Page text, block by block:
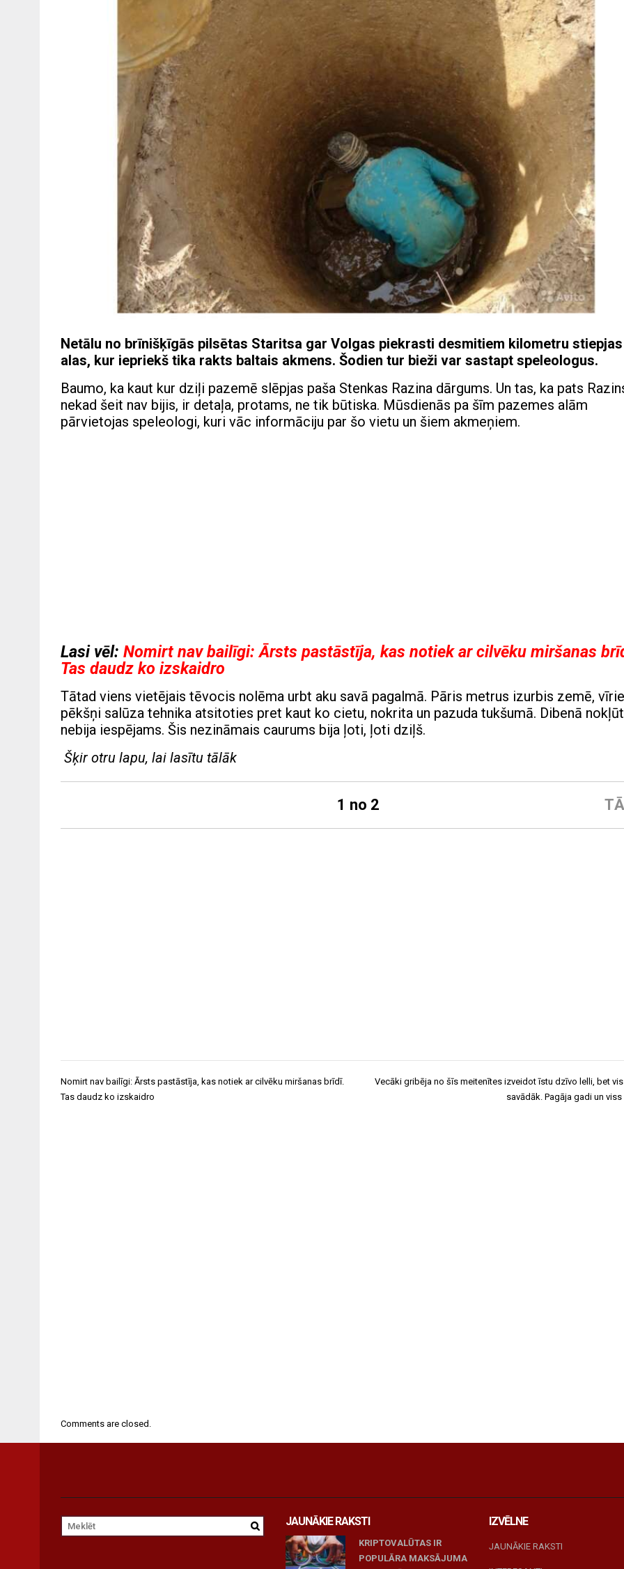
Netālu no brīnišķīgās pilsētas Staritsa gar Volgas piekrasti desmitiem kilometru stiepjas
alas, kur iepriekš tika rakts baltais akmens. Šodien tur bieži var sastapt speleologus.
Baumo, ka kaut kur dziļi pazemē slēpjas paša Stenkas Razina dārgums. Un tas, ka pats
nekad šeit nav bijis, ir detaļa, protams, ne tik būtiska. Mūsdienās pa šīm pazemes alām
pārvietojas speleologi, kuri vāc informāciju par šo vietu un šiem akmeņiem.
Lasi vēl: Nomirt nav bailīgi: Ārsts pastāstīja, kas notiek ar cilvēku miršanas
Tas daudz ko izskaidro
Tātad viens vietējais tēvocis nolēma urbt aku savā pagalmā. Pāris metrus izurbis zemē,
pēkšņi salūza tehnika atsitoties pret kaut ko cietu, nokrita un pazuda tukšumā. Dibenā nokļūt
nebija iespējams. Šis nezināmais caurums bija ļoti, ļoti dziļš.
Šķir otru lapu, lai lasītu tālāk
1 no 2
Post
navigation
Nomirt nav bailīgi: Ārsts pastāstīja, kas notiek ar cilvēku miršanas brīdī.
Tas daudz ko izskaidro
Vecāki gribēja no šīs meitenītes izveidot īstu dzīvo lelli, bet
savādāk. Pagāja gadi un
Comments are closed.
JAUNĀKIE RAKSTI
KRIPTOVALŪTAS IR
POPULĀRA MAKSĀJUMA
IZVĒLNE
JAUNĀKIE RAKSTI